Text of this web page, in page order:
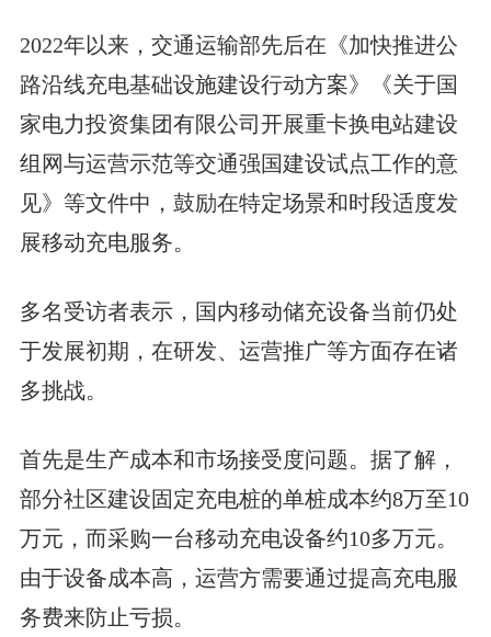
2022年以来，交通运输部先后在《加快推进公
路沿线充电基础设施建设行动方案》《关于国
家电力投资集团有限公司开展重卡换电站建设
组网与运营示范等交通强国建设试点工作的意
见》等文件中，鼓励在特定场景和时段适度发
展移动充电服务。
多名受访者表示，国内移动储充设备当前仍处
于发展初期，在研发、运营推广等方面存在诸
多挑战。
首先是生产成本和市场接受度问题。据了解，
部分社区建设固定充电桩的单桩成本约8万至10
万元，而采购一台移动充电设备约10多万元。
由于设备成本高，运营方需要通过提高充电服
务费来防止亏损。